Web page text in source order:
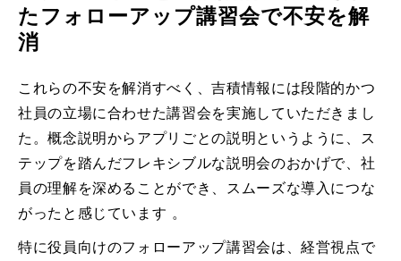
たフォローアップ講習会で不安を解
消
これらの不安を解消すべく、吉積情報には段階的かつ
社員の立場に合わせた講習会を実施していただきまし
た。概念説明からアプリごとの説明というように、ス
テップを踏んだフレキシブルな説明会のおかげで、社
員の理解を深めることができ、スムーズな導入につな
がったと感じています 。
特に役員向けのフォローアップ講習会は、経営視点で